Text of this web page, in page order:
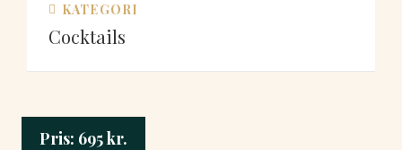
KATEGORI
Cocktails
Pris: 695kr.